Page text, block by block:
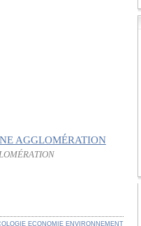
ECONOMIE ENVIRONNEMENT